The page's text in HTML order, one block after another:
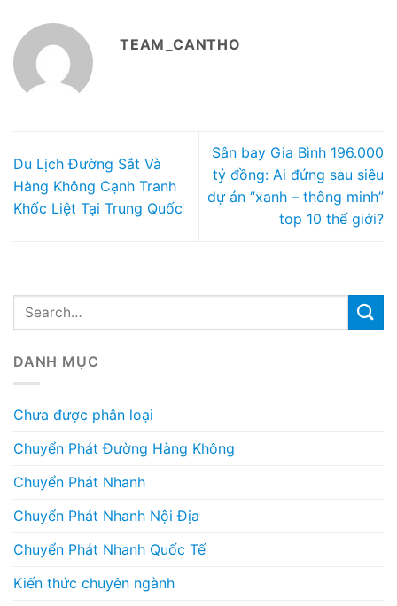
TEAM_CANTHO
Du Lịch Đường Sắt Và
Hàng Không Cạnh Tranh
Khốc Liệt Tại Trung Quốc
Sân bay Gia Bình 196.000
tỷ đồng: Ai đứng sau siêu
dự án “xanh – thông minh”
top 10 thế giới?
DANH MỤC
Chưa được phân loại
Chuyển Phát Đường Hàng Không
Chuyển Phát Nhanh
Chuyển Phát Nhanh Nội Địa
Chuyển Phát Nhanh Quốc Tế
Kiến thức chuyên ngành